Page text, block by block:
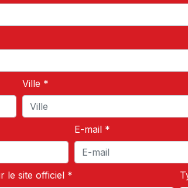
Ville *
E-mail *
le site officiel *